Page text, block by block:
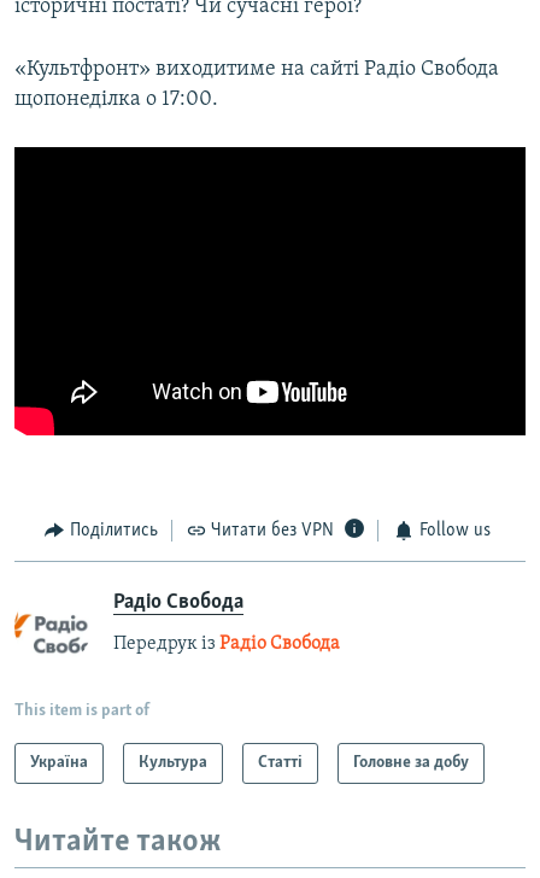
історичні постаті? Чи сучасні герої?
«Культфронт» виходитиме на сайті Радіо Свобода
щопонеділка о 17:00.
Поділитись Читати без VPN Follow us
Радіо Свобода
Передрук із Радіо Свобода
This item is part of
Україна Культура Статті Головне за добу
Читайте також